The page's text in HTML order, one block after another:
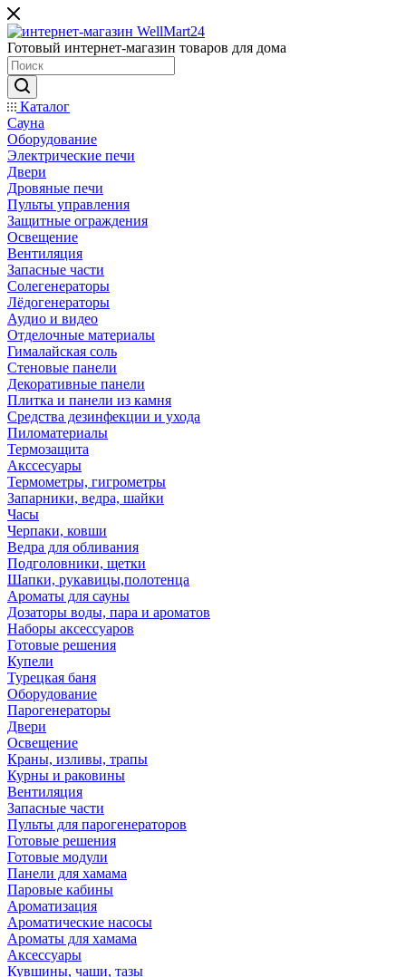
Готовый интернет-магазин товаров для дома
Каталог
Сауна
Оборудование
Электрические печи
Двери
Дровяные печи
Пульты управления
Защитные ограждения
Освещение
Вентиляция
Запасные части
Солегенераторы
Лёдогенераторы
Аудио и видео
Отделочные материалы
Гималайская соль
Стеновые панели
Декоративные панели
Плитка и панели из камня
Средства дезинфекции и ухода
Пиломатериалы
Термозащита
Аксcесуары
Термометры, гигрометры
Запарники, ведра, шайки
Часы
Черпаки, ковши
Ведра для обливания
Подголовники, щетки
Шапки, рукавицы,полотенца
Ароматы для сауны
Дозаторы воды, пара и ароматов
Наборы аксессуаров
Готовые решения
Купели
Турецкая баня
Оборудование
Парогенераторы
Двери
Освещение
Краны, изливы, трапы
Курны и раковины
Вентиляция
Запасные части
Пульты для парогенераторов
Готовые решения
Готовые модули
Панели для хамама
Паровые кабины
Ароматизация
Ароматические насосы
Ароматы для хамама
Аксессуары
Кувшины, чаши, тазы